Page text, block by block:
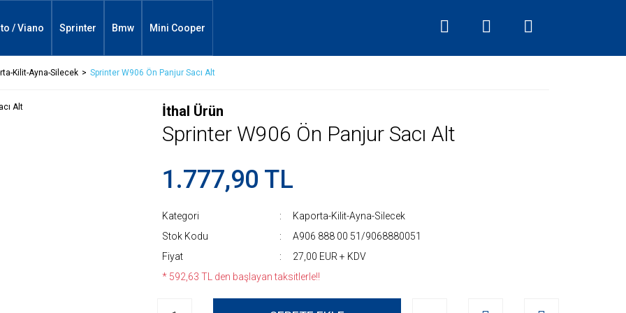
/ Viano Sprinter Bmw Mini Cooper
Kilit-Ayna-Silecek Sprinter W906 Ön Panjur Sacı Alt
İthal Ürün
Sprinter W906 Ön Panjur Sacı Alt
1.777,90 TL
Kategori
Kaporta-Kilit-Ayna-Silecek
Stok Kodu
A906 888 00 51/9068880051
Fiyat
27,00 EUR + KDV
* 592,63 TL den başlayan taksitlerle!!